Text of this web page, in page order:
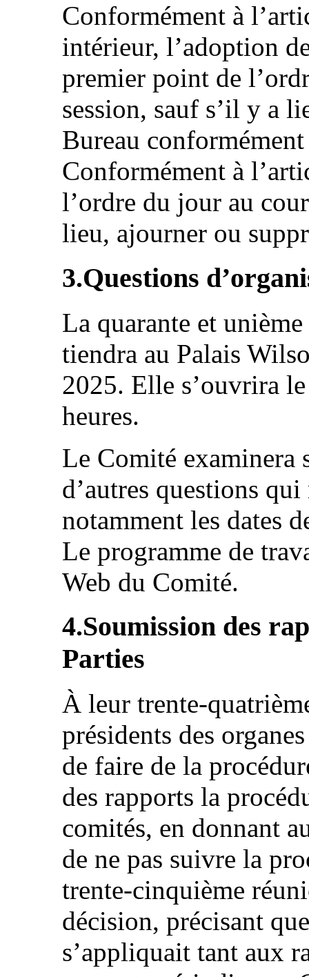
Conformément à
intérieur, l’adoption
premier point de
session, sauf s’il y a
Bureau
Conformément à
l’ordre du jour au
lieu, ajourner ou
3.Questions
La quarante et
tiendra au Palais
2025. Elle s’ouvrira
heures.
Le Comité examinera
d’autres questions
notamment les dates
Le programme de
Web du Comité.
4.Soumission des
Parties
À leur trente-
présidents des
de faire de la
des rapports la
comités, en donnant
de ne pas suivre la
trente-cinquième
décision, précisant
s’appliquait tant aux